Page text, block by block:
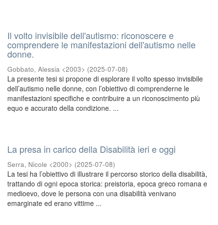
Il volto invisibile dell'autismo: riconoscere e
comprendere le manifestazioni dell'autismo nelle
donne.
Gobbato, Alessia <2003> (2025-07-08)
La presente tesi si propone di esplorare il volto spesso invisibile
dell’autismo nelle donne, con l’obiettivo di comprenderne le
manifestazioni specifiche e contribuire a un riconoscimento più
equo e accurato della condizione. ...
La presa in carico della Disabilità ieri e oggi
Serra, Nicole <2000> (2025-07-08)
La tesi ha l’obiettivo di illustrare il percorso storico della disabilità,
trattando di ogni epoca storica: preistoria, epoca greco romana e
medioevo, dove le persona con una disabilità venivano
emarginate ed erano vittime ...